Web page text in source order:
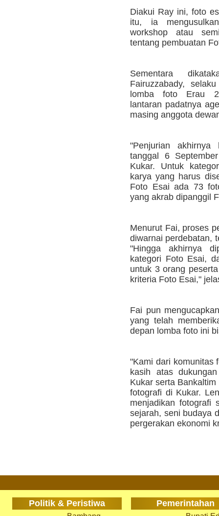
Diakui Ray ini, foto
itu, ia
workshop atau
tentang pembuatan
Sementara
Fairuzzabady,
lomba foto Erau
lantaran padatnya
masing anggota
"Penjurian akhirnya
tanggal 6
Kukar. Untuk
karya yang harus
Foto Esai ada 73
yang akrab dipanggil
Menurut Fai, proses
diwarnai perdebatan,
"Hingga akhirnya
kategori Foto Esai,
untuk 3 orang
kriteria Foto Esai,"
Fai pun
yang telah
depan lomba foto ini
"Kami dari komunitas
kasih atas
Kukar serta
fotografi di Kukar.
menjadikan fotografi
sejarah, seni budaya
pergerakan ekonomi
Politik & Peristiwa Pemerintahan